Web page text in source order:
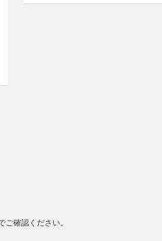
確認ください。